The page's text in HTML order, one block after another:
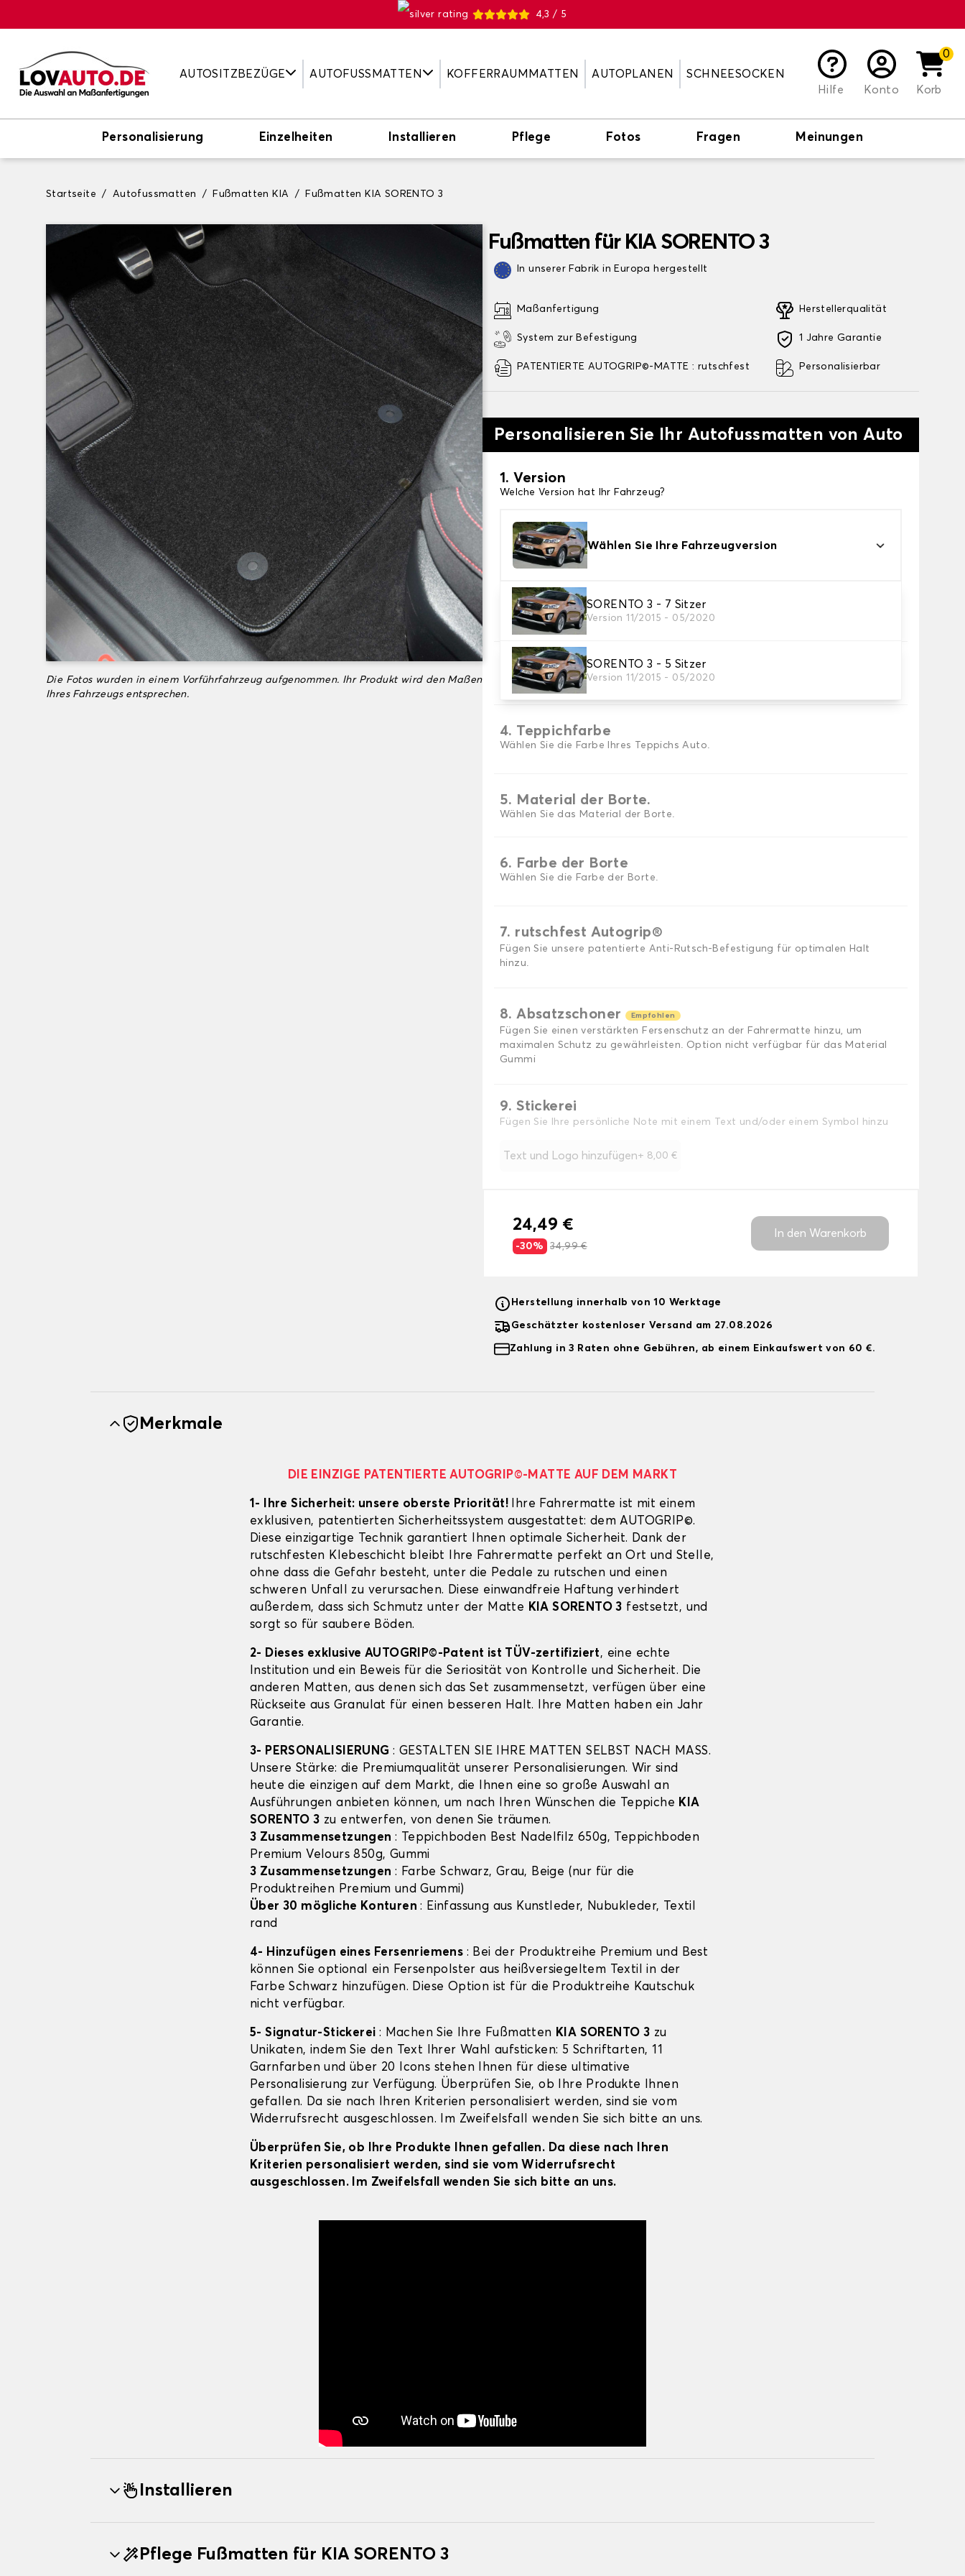
4,3 / 5
AUTOSITZBEZÜGE AUTOFUSSMATTEN KOFFERRAUMMATTEN AUTOPLANEN
SCHNEESOCKEN
Hilfe
Konto
0
Korb
Personalisierung Einzelheiten Installieren Pflege Fotos Fragen Meinungen
Startseite Autofussmatten Fußmatten KIA Fußmatten KIA SORENTO 3
Die Fotos wurden in einem Vorführfahrzeug aufgenommen. Ihr Produkt wird den Maßen
Ihres Fahrzeugs entsprechen.
Fußmatten für KIA SORENTO 3
In unserer Fabrik in Europa hergestellt
Maßanfertigung
System zur Befestigung
PATENTIERTE AUTOGRIP©-MATTE : rutschfest
Herstellerqualität
1 Jahre Garantie
Personalisierbar
Personalisieren Sie Ihr Autofussmatten von Auto
1. Version
Welche Version hat Ihr Fahrzeug?
Wählen Sie Ihre Fahrzeugversion
SORENTO 3 - 7 Sitzer
Version 11/2015 - 05/2020
SORENTO 3 - 5 Sitzer
Version 11/2015 - 05/2020
2. Material
Wählen Sie das Material Ihres Autofussmatten
3. Set-Auswahl
Wählen Sie die Anzahl der Automatten, die Sie benötigen.
4. Teppichfarbe
Wählen Sie die Farbe Ihres Teppichs Auto.
5. Material der Borte.
Wählen Sie das Material der Borte.
6. Farbe der Borte
Wählen Sie die Farbe der Borte.
7. rutschfest Autogrip®
Fügen Sie unsere patentierte Anti-Rutsch-Befestigung für optimalen Halt
hinzu.
8. Absatzschoner Empfohlen
Fügen Sie einen verstärkten Fersenschutz an der Fahrermatte hinzu, um
maximalen Schutz zu gewährleisten. Option nicht verfügbar für das Material
Gummi
9. Stickerei
Fügen Sie Ihre persönliche Note mit einem Text und/oder einem Symbol hinzu
Text und Logo hinzufügen+ 8,00 €
24,49 €
-30% 34,99 €
In den Warenkorb
Herstellung innerhalb von 10 Werktage
Geschätzter kostenloser Versand am 27.08.2026
Zahlung in 3 Raten ohne Gebühren, ab einem Einkaufswert von 60 €.
Merkmale
DIE EINZIGE PATENTIERTE AUTOGRIP©-MATTE AUF DEM MARKT
1- Ihre Sicherheit: unsere oberste Priorität! Ihre Fahrermatte ist mit einem
exklusiven, patentierten Sicherheitssystem ausgestattet: dem AUTOGRIP©.
Diese einzigartige Technik garantiert Ihnen optimale Sicherheit. Dank der
rutschfesten Klebeschicht bleibt Ihre Fahrermatte perfekt an Ort und Stelle,
ohne dass die Gefahr besteht, unter die Pedale zu rutschen und einen
schweren Unfall zu verursachen. Diese einwandfreie Haftung verhindert
außerdem, dass sich Schmutz unter der Matte KIA SORENTO 3 festsetzt, und
sorgt so für saubere Böden.
2- Dieses exklusive AUTOGRIP©-Patent ist TÜV-zertifiziert, eine echte
Institution und ein Beweis für die Seriosität von Kontrolle und Sicherheit. Die
anderen Matten, aus denen sich das Set zusammensetzt, verfügen über eine
Rückseite aus Granulat für einen besseren Halt. Ihre Matten haben ein Jahr
Garantie.
3- PERSONALISIERUNG : GESTALTEN SIE IHRE MATTEN SELBST NACH MASS.
Unsere Stärke: die Premiumqualität unserer Personalisierungen. Wir sind
heute die einzigen auf dem Markt, die Ihnen eine so große Auswahl an
Ausführungen anbieten können, um nach Ihren Wünschen die Teppiche KIA
SORENTO 3 zu entwerfen, von denen Sie träumen.
3 Zusammensetzungen : Teppichboden Best Nadelfilz 650g, Teppichboden
Premium Velours 850g, Gummi
3 Zusammensetzungen : Farbe Schwarz, Grau, Beige (nur für die
Produktreihen Premium und Gummi)
Über 30 mögliche Konturen: Einfassung aus Kunstleder, Nubukleder, Textil
rand
4- Hinzufügen eines Fersenriemens : Bei der Produktreihe Premium und Best
können Sie optional ein Fersenpolster aus heißversiegeltem Textil in der
Farbe Schwarz hinzufügen. Diese Option ist für die Produktreihe Kautschuk
nicht verfügbar.
5- Signatur-Stickerei : Machen Sie Ihre Fußmatten KIA SORENTO 3 zu
Unikaten, indem Sie den Text Ihrer Wahl aufsticken: 5 Schriftarten, 11
Garnfarben und über 20 Icons stehen Ihnen für diese ultimative
Personalisierung zur Verfügung. Überprüfen Sie, ob Ihre Produkte Ihnen
gefallen. Da sie nach Ihren Kriterien personalisiert werden, sind sie vom
Widerrufsrecht ausgeschlossen. Im Zweifelsfall wenden Sie sich bitte an uns.
Überprüfen Sie, ob Ihre Produkte Ihnen gefallen. Da diese nach Ihren
Kriterien personalisiert werden, sind sie vom Widerrufsrecht
ausgeschlossen. Im Zweifelsfall wenden Sie sich bitte an uns.
Installieren
Pflege Fußmatten für KIA SORENTO 3